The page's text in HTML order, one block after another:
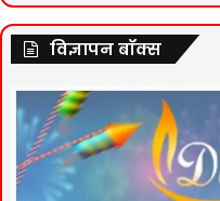
विज्ञापन बॉक्स